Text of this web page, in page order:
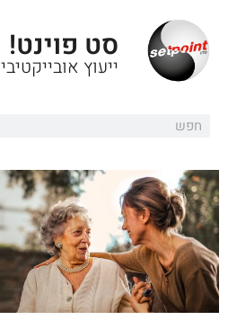
סט פוינט!
ייעוץ אובייקטיבי